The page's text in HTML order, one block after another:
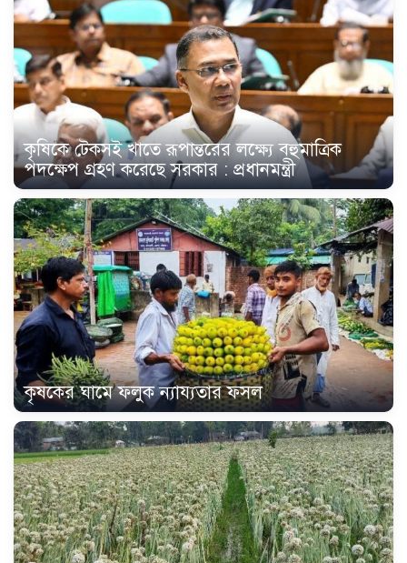
কৃষিকে টেকসই খাতে রূপান্তরের লক্ষ্যে বহুমাত্রিক
পদক্ষেপ গ্রহণ করেছে সরকার : প্রধানমন্ত্রী
কৃষকের ঘামে ফলুক ন্যায্যতার ফসল